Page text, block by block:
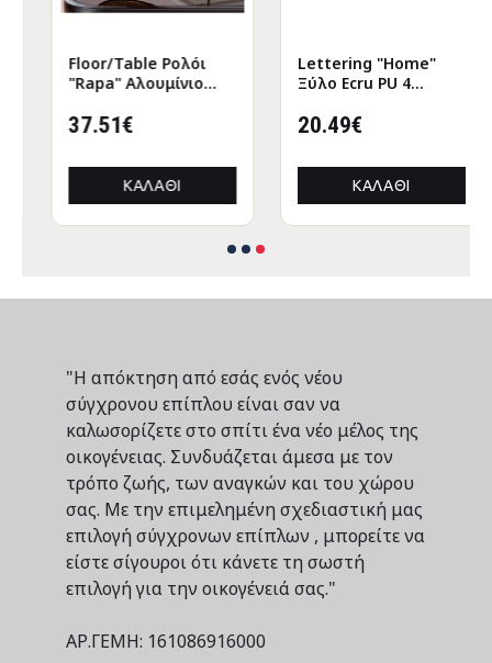
Lettering "Home"
Ξύλο Ecru PU 4
20.49€
ΚΑΛΆΘΙ
Sculpture Elephant
Ceramic Black 2
9X6X17Cm
13.70€
ΚΑΛΆΘΙ
"Η απόκτηση από εσάς ενός νέου
σύγχρονου επίπλου είναι σαν να
καλωσορίζετε στο σπίτι ένα νέο μέλος της
οικογένειας. Συνδυάζεται άμεσα με τον
τρόπο ζωής, των αναγκών και του χώρου
σας. Με την επιμελημένη σχεδιαστική μας
επιλογή σύγχρονων επίπλων , μπορείτε να
είστε σίγουροι ότι κάνετε τη σωστή
επιλογή για την οικογένειά σας."
ΑΡ.ΓΕΜΗ: 161086916000